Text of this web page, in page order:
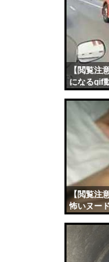
【閲覧注
になるgif
【閲覧注
怖いヌー
ツー
ル